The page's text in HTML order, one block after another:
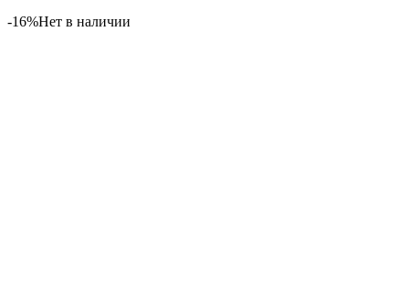
-16%Нет в наличии